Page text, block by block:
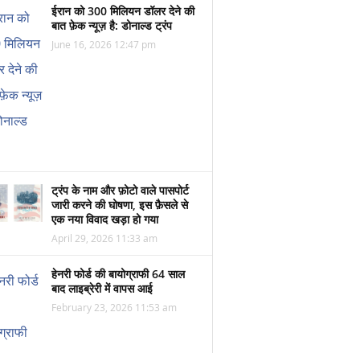
ईरान को 300 मिलियन डॉलर देने की
बात फ़ेक न्यूज़ है: डोनाल्ड ट्रंप
June 16, 2026 12:47 pm
ट्रंप के नाम और फ़ोटो वाले पासपोर्ट
जारी करने की घोषणा, इस फ़ैसले से
एक नया विवाद खड़ा हो गया
April 29, 2026 11:33 am
हेनरी फोर्ड की बायोग्राफी 64 साल
बाद लाइब्रेरी में वापस आई
February 23, 2026 11:53 am